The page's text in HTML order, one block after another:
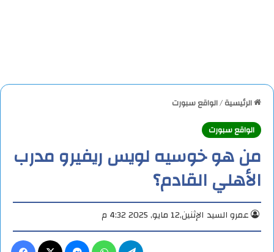
الرئيسية/الواقع سبورت
الواقع سبورت
من هو خوسيه لويس ريفيرو مدرب
الأهلي القادم؟
عمرو السيد الإثنين,12 مايو, 2025 4:32 م
ماسنجر واتساب تيلقرام